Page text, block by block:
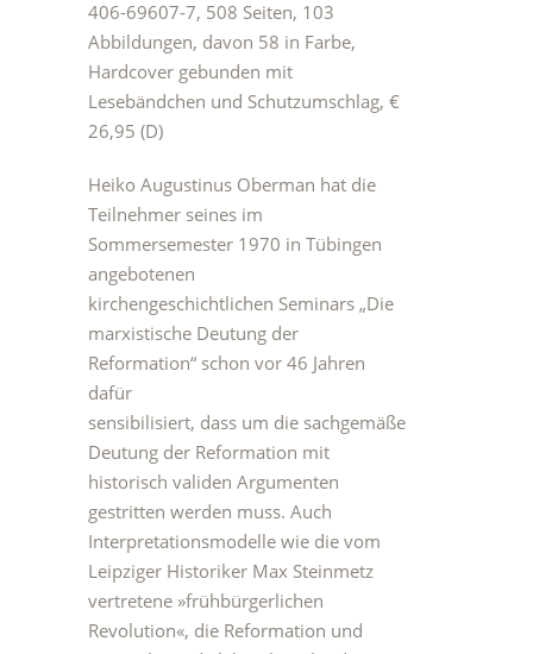
406-69607-7, 508 Seiten, 103
Abbildungen, davon 58 in Farbe,
Hardcover gebunden mit
Lesebändchen und Schutzumschlag, €
26,95 (D)
Heiko Augustinus Oberman hat die
Teilnehmer seines im
Sommersemester 1970 in Tübingen
angebotenen
kirchengeschichtlichen Seminars „Die
marxistische Deutung der
Reformation“ schon vor 46 Jahren
dafür
sensibilisiert, dass um die sachgemäße
Deutung der Reformation mit
historisch validen Argumenten
gestritten werden muss. Auch
Interpretationsmodelle wie die vom
Leipziger Historiker Max Steinmetz
vertretene »frühbürgerlichen
Revolution«, die Reformation und